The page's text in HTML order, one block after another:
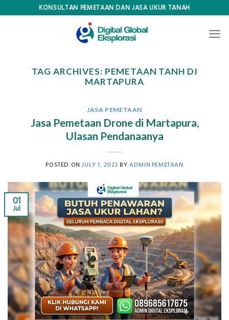
KONSULTAN PEMETAAN DAN JASA UKUR TANAH
TAG ARCHIVES: PEMETAAN TANH DI
MARTAPURA
JASA PEMETAAN
Jasa Pemetaan Drone di Martapura,
Ulasan Pendanaanya
POSTED ONJULY 1, 2023 BYADMIN.PEMETAAN
01
Jul